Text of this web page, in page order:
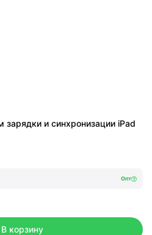
и синхронизации iPad
Опт
В корзину